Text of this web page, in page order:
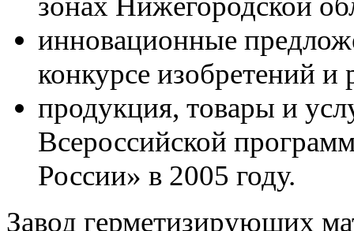
инновационные
конкурсе изобретений и
продукция, товары и
Всероссийской
России» в 2005 году.
Завод герметизирующих